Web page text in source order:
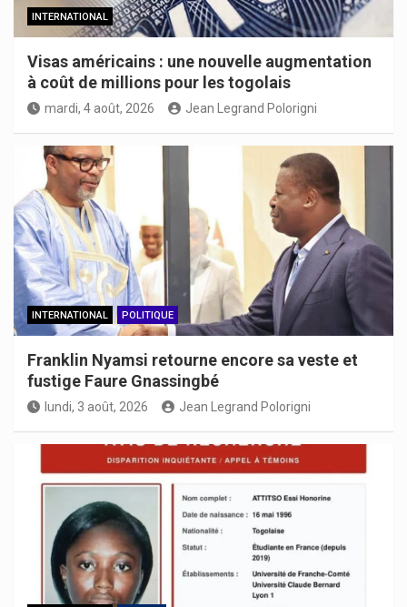
INTERNATIONAL
Visas américains : une nouvelle augmentation
à coût de millions pour les togolais
mardi, 4 août, 2026 Jean Legrand Polorigni
INTERNATIONAL POLITIQUE
Franklin Nyamsi retourne encore sa veste et
fustige Faure Gnassingbé
lundi, 3 août, 2026 Jean Legrand Polorigni